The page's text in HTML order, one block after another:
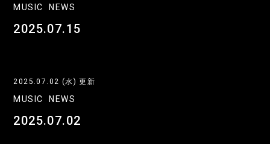
MUSIC NEWS
2025.07.15
2025.07.02 (水) 更新
MUSIC NEWS
2025.07.02